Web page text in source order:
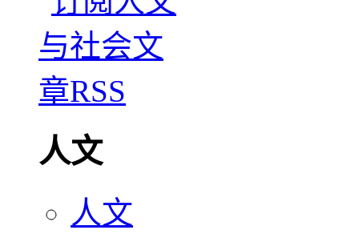
人文
人文